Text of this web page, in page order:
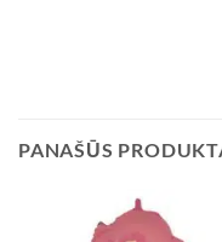
PANAŠŪS